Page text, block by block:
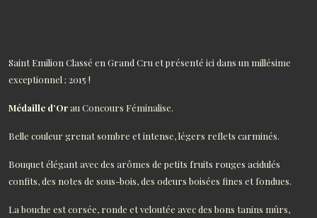
Saint Emilion Classé en Grand Cru et présenté ici dans un millésime
exceptionnel ; 2015 !
Médaille d’Orau Concours Féminalise.
Belle couleur grenat sombre et intense, légers reflets carminés.
Bouquet élégant avec des arômes de petits fruits rouges acidulés
confits, des notes de sous-bois, des odeurs boisées fines et fondues.
La bouche est corsée, ronde et veloutée avec des bons tanins mûrs,